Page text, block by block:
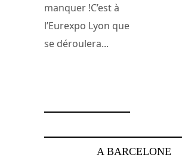
manquer !C’est à
l’Eurexpo Lyon que
se déroulera...
A BARCELONE